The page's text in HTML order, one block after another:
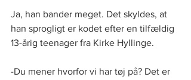
Ja, han bander meget. Det skyldes, at
han sprogligt er kodet efter en tilfældig
13-årig teenager fra Kirke Hyllinge.
-Du mener hvorfor vi har tøj på? Det er